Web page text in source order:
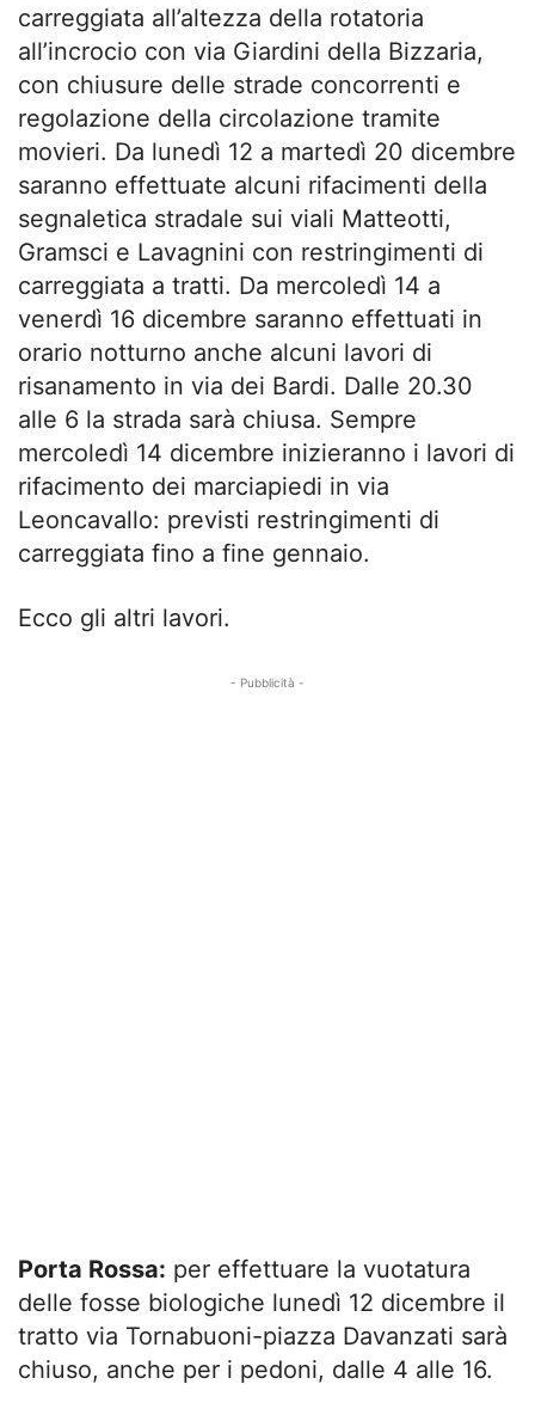
carreggiata all’altezza della rotatoria
all’incrocio con via Giardini della Bizzaria,
con chiusure delle strade concorrenti e
regolazione della circolazione tramite
movieri. Da lunedì 12 a martedì 20 dicembre
saranno effettuate alcuni rifacimenti della
segnaletica stradale sui viali Matteotti,
Gramsci e Lavagnini con restringimenti di
carreggiata a tratti. Da mercoledì 14 a
venerdì 16 dicembre saranno effettuati in
orario notturno anche alcuni lavori di
risanamento in via dei Bardi. Dalle 20.30
alle 6 la strada sarà chiusa. Sempre
mercoledì 14 dicembre inizieranno i lavori di
rifacimento dei marciapiedi in via
Leoncavallo: previsti restringimenti di
carreggiata fino a fine gennaio.
Ecco gli altri lavori.
- Pubblicità -
Porta Rossa: per effettuare la vuotatura
delle fosse biologiche lunedì 12 dicembre il
tratto via Tornabuoni-piazza Davanzati sarà
chiuso, anche per i pedoni, dalle 4 alle 16.